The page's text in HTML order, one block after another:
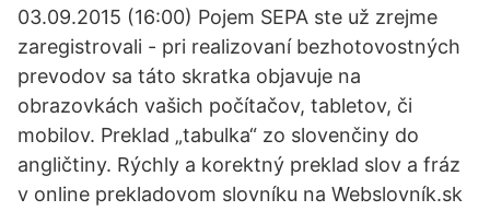
03.09.2015 (16:00) Pojem SEPA ste už zrejme
zaregistrovali - pri realizovaní bezhotovostných
prevodov sa táto skratka objavuje na
obrazovkách vašich počítačov, tabletov, či
mobilov. Preklad „tabulka“ zo slovenčiny do
angličtiny. Rýchly a korektný preklad slov a fráz
v online prekladovom slovníku na Webslovník.sk